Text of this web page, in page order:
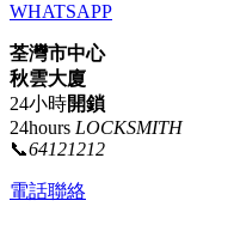
WHATSAPP
荃灣市中心
秋雲大廈
24小時開鎖
24hours LOCKSMITH
📞64121212
電話聯絡